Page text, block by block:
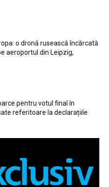
o dronă rusească încărcată
aeroportul din Leipzig,
pentru votul final în
referitoare la declarațiile